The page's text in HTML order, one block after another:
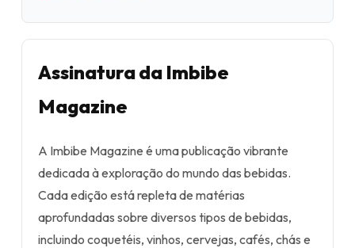
Assinatura da Imbibe
Magazine
A Imbibe Magazine é uma publicação vibrante
dedicada à exploração do mundo das bebidas.
Cada edição está repleta de matérias
aprofundadas sobre diversos tipos de bebidas,
incluindo coquetéis, vinhos, cervejas, cafés, chás e